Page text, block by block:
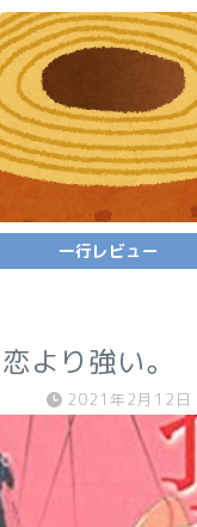
一行レビュー
より強い。
2021年2月12日